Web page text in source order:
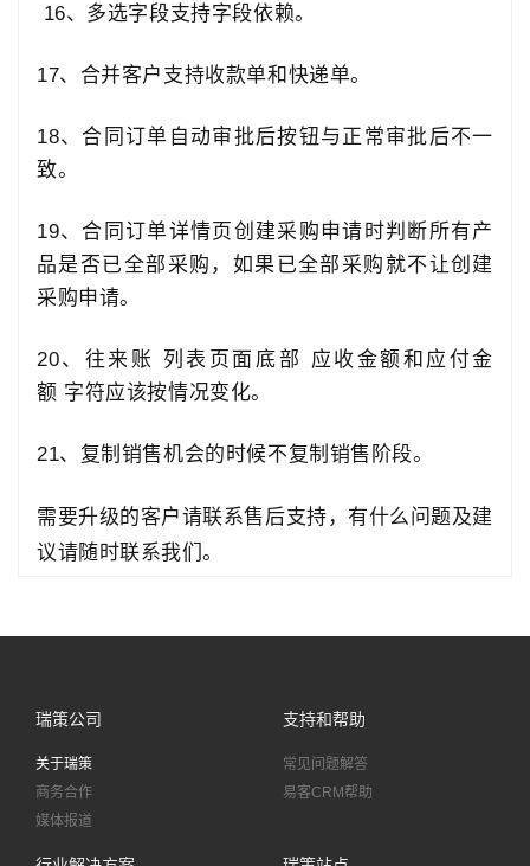
16、 多选字段支持字段依赖。
17、 合并客户支持收款单和快递单。
18、合同订单自动审批后按钮与正常审批后不一
致。
19、合同订单详情页创建采购申请时判断所有产
品是否已全部采购，如果已全部采购就不让创建
采购申请。
20、 往来账 列表页面底部
应收金额和应付金
额 字符应该按情况变化。
21、 复制销售机会的时候不复制销售阶段。
需要升级的客户请联系售后支持，有什么问题及建
议请随时联系我们。
瑞策公司
关于瑞策
商务合作
媒体报道
支持和帮助
常见问题解答
易客CRM帮助